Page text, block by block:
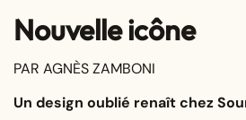
Nouvelle icône
PAR AGNÈS ZAMBONI
Un design oublié renaît chez